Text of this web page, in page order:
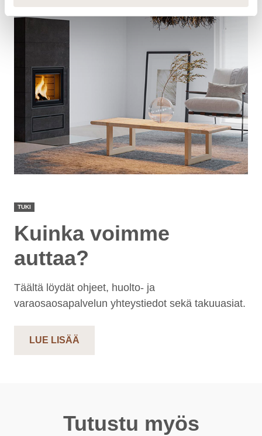
TUKI
Kuinka voimme
auttaa?
Täältä löydät ohjeet, huolto- ja
varaosaosapalvelun yhteystiedot sekä takuuasiat.
LUE LISÄÄ
Tutustu myös